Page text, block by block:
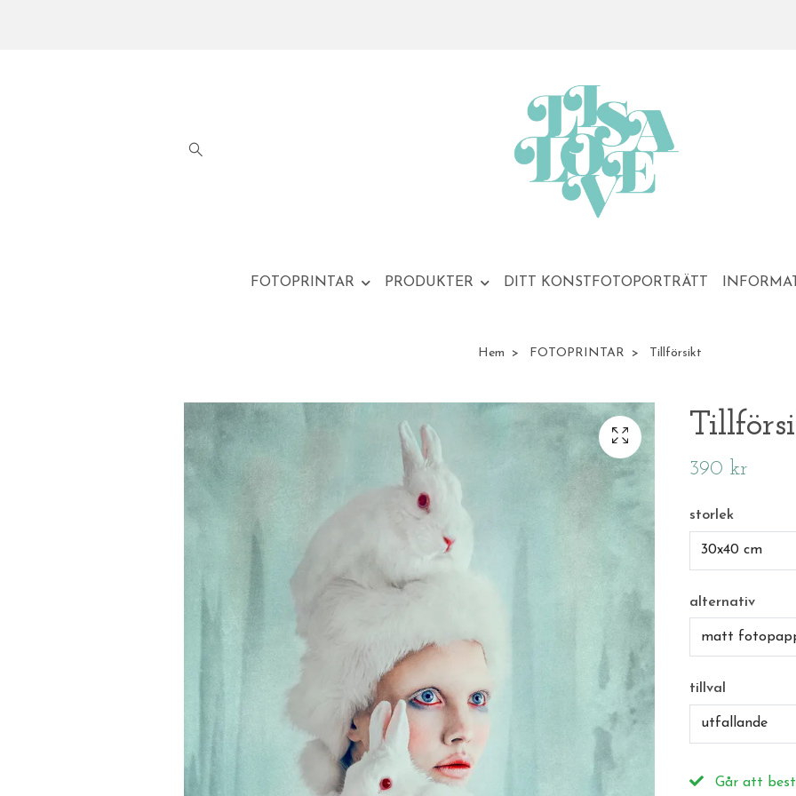
FOTOPRINTAR PRODUKTER DITT KONSTFOTOPORTRÄTT
Hem FOTOPRINTAR Tillförsikt
390 kr
storlek
30x40 cm
alternativ
matt
tillval
utfallande
Går att